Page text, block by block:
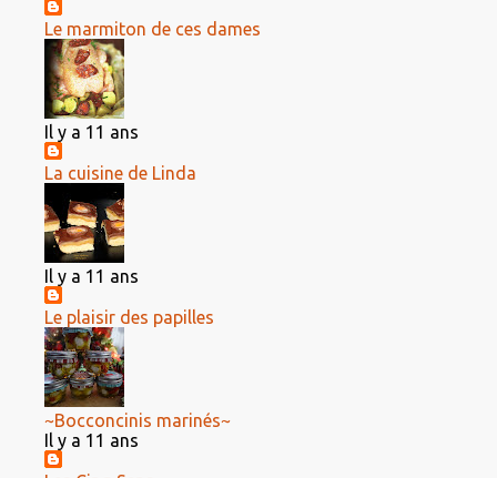
Le marmiton de ces dames
Il y a 11 ans
La cuisine de Linda
Il y a 11 ans
Le plaisir des papilles
~Bocconcinis marinés~
Il y a 11 ans